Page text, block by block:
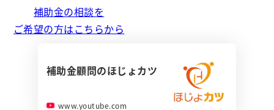
補助金の相談を
ご希望の方はこちらから
補助金顧問のほじょカツ
www.youtube.com